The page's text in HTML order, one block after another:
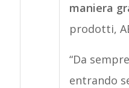
maniera
prodotti,
“Da
entrando